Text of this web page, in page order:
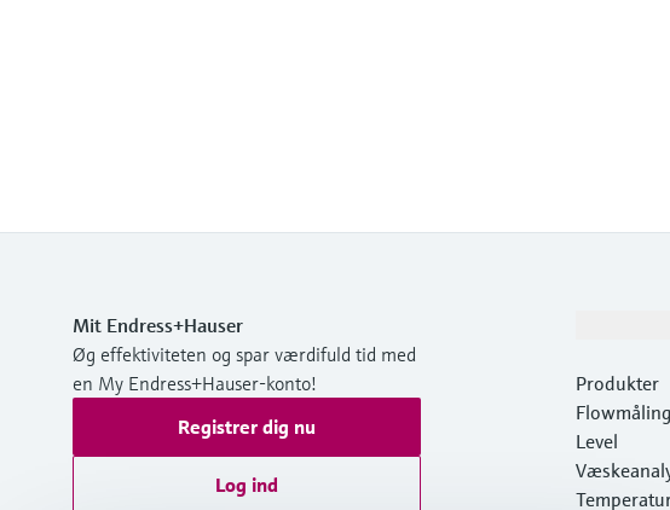
Mit Endress+Hauser
Øg effektiviteten og spar værdifuld tid med
en My Endress+Hauser-konto!
Registrer dig nu
Log ind
Produkter
Flowmåling
Level